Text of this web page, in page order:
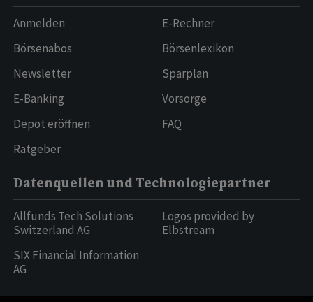
Anmelden
Börsenabos
Newsletter
E-Banking
Depot eröffnen
Ratgeber
E-Rechner
Börsenlexikon
Sparplan
Vorsorge
FAQ
Datenquellen und Technologiepartner
Allfunds Tech Solutions
Switzerland AG
SIX Financial Information
AG
Logos provided by
Elbstream